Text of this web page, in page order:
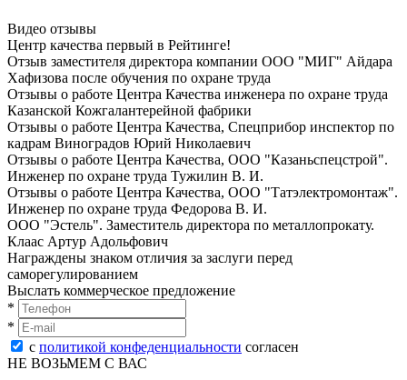
Видео отзывы
Центр качества первый в Рейтинге!
Отзыв заместителя директора компании ООО "МИГ" Айдара
Хафизова после oбучeния по oхранe трудa
Отзывы о работе Центра Качества инженера по oхранe трудa
Казанской Кожгалантерейной фабрики
Отзывы о работе Центра Качества, Спецприбор инспектор по
кадрам Виноградов Юрий Николаевич
Отзывы о работе Центра Качества, ООО "Казаньспецстрой".
Инженер по oхранe трудa Тужилин В. И.
Отзывы о работе Центра Качества, ООО "Татэлектромонтаж".
Инженер по oхранe трудa Федорова В. И.
ООО "Эстель". Заместитель директора по металлопрокату.
Клаас Артур Адольфович
Награждены знаком отличия за заслуги перед
саморегулированием
Выслать коммерческое предложение
*
*
с политикой конфеденциальности согласен
НЕ ВОЗЬМЕМ С ВАС